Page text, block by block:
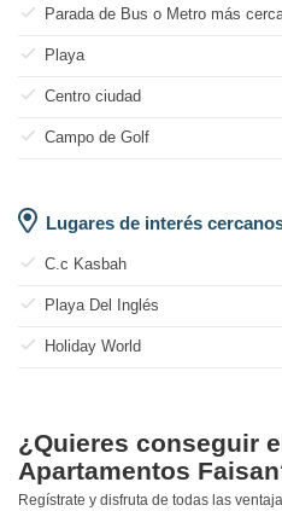
Parada de Bus o Metro más
Playa
Centro ciudad
Campo de Golf
Lugares de interés
C.c Kasbah
Playa Del Inglés
Holiday World
¿Quieres conseguir
Apartamentos
Regístrate y disfruta de todas las